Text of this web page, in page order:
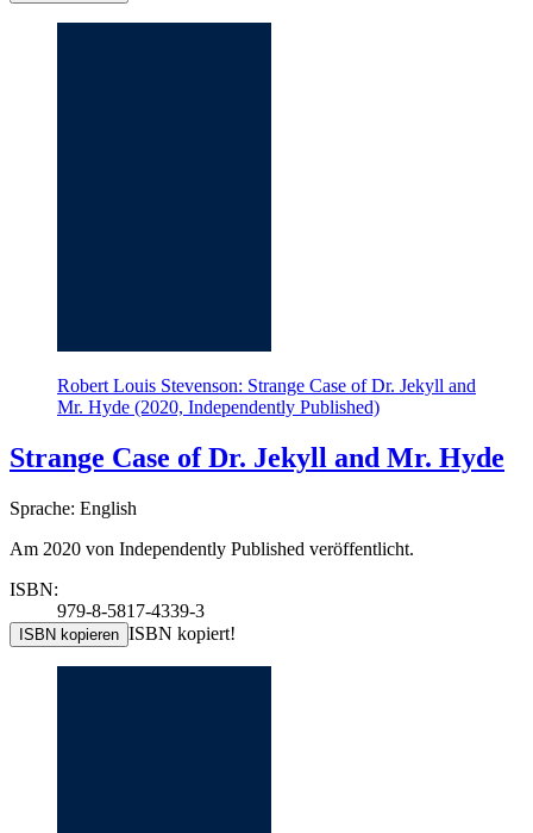
Robert Louis Stevenson: Strange Case of Dr. Jekyll and
Mr. Hyde (2020, Independently Published)
Strange Case of Dr. Jekyll and Mr. Hyde
Sprache: English
Am 2020 von Independently Published veröffentlicht.
ISBN:
979-8-5817-4339-3
ISBN kopieren ISBN kopiert!